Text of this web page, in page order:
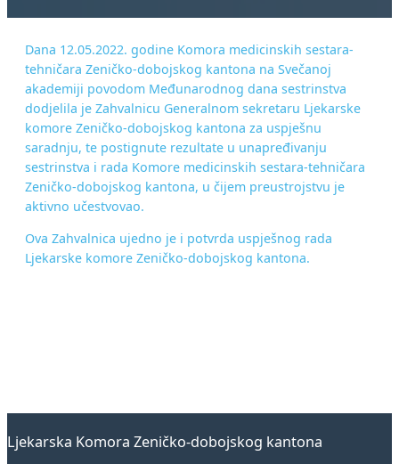
Dana 12.05.2022. godine Komora medicinskih sestara-
tehničara Zeničko-dobojskog kantona na Svečanoj
akademiji povodom Međunarodnog dana sestrinstva
dodjelila je Zahvalnicu Generalnom sekretaru Ljekarske
komore Zeničko-dobojskog kantona za uspješnu
saradnju, te postignute rezultate u unapređivanju
sestrinstva i rada Komore medicinskih sestara-tehničara
Zeničko-dobojskog kantona, u čijem preustrojstvu je
aktivno učestvovao.
Ova Zahvalnica ujedno je i potvrda uspješnog rada
Ljekarske komore Zeničko-dobojskog kantona.
Ljekarska Komora Zeničko-dobojskog kantona